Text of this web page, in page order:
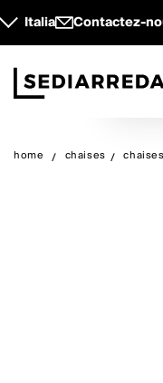
Italia Contactez-
home chaises